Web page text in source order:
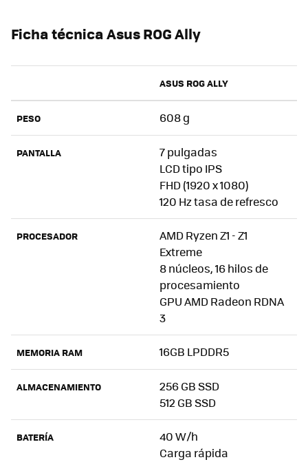
Ficha técnica Asus ROG Ally
ASUS ROG ALLY
PESO 608 g
PANTALLA
7 pulgadas
LCD tipo IPS
FHD (1920 x 1080)
120 Hz tasa de refresco
PROCESADOR
AMD Ryzen Z1 - Z1
Extreme
8 núcleos, 16 hilos de
procesamiento
GPU AMD Radeon RDNA
3
MEMORIA RAM 16GB LPDDR5
ALMACENAMIENTO
256 GB SSD
512 GB SSD
BATERÍA
40 W/h
Carga rápida